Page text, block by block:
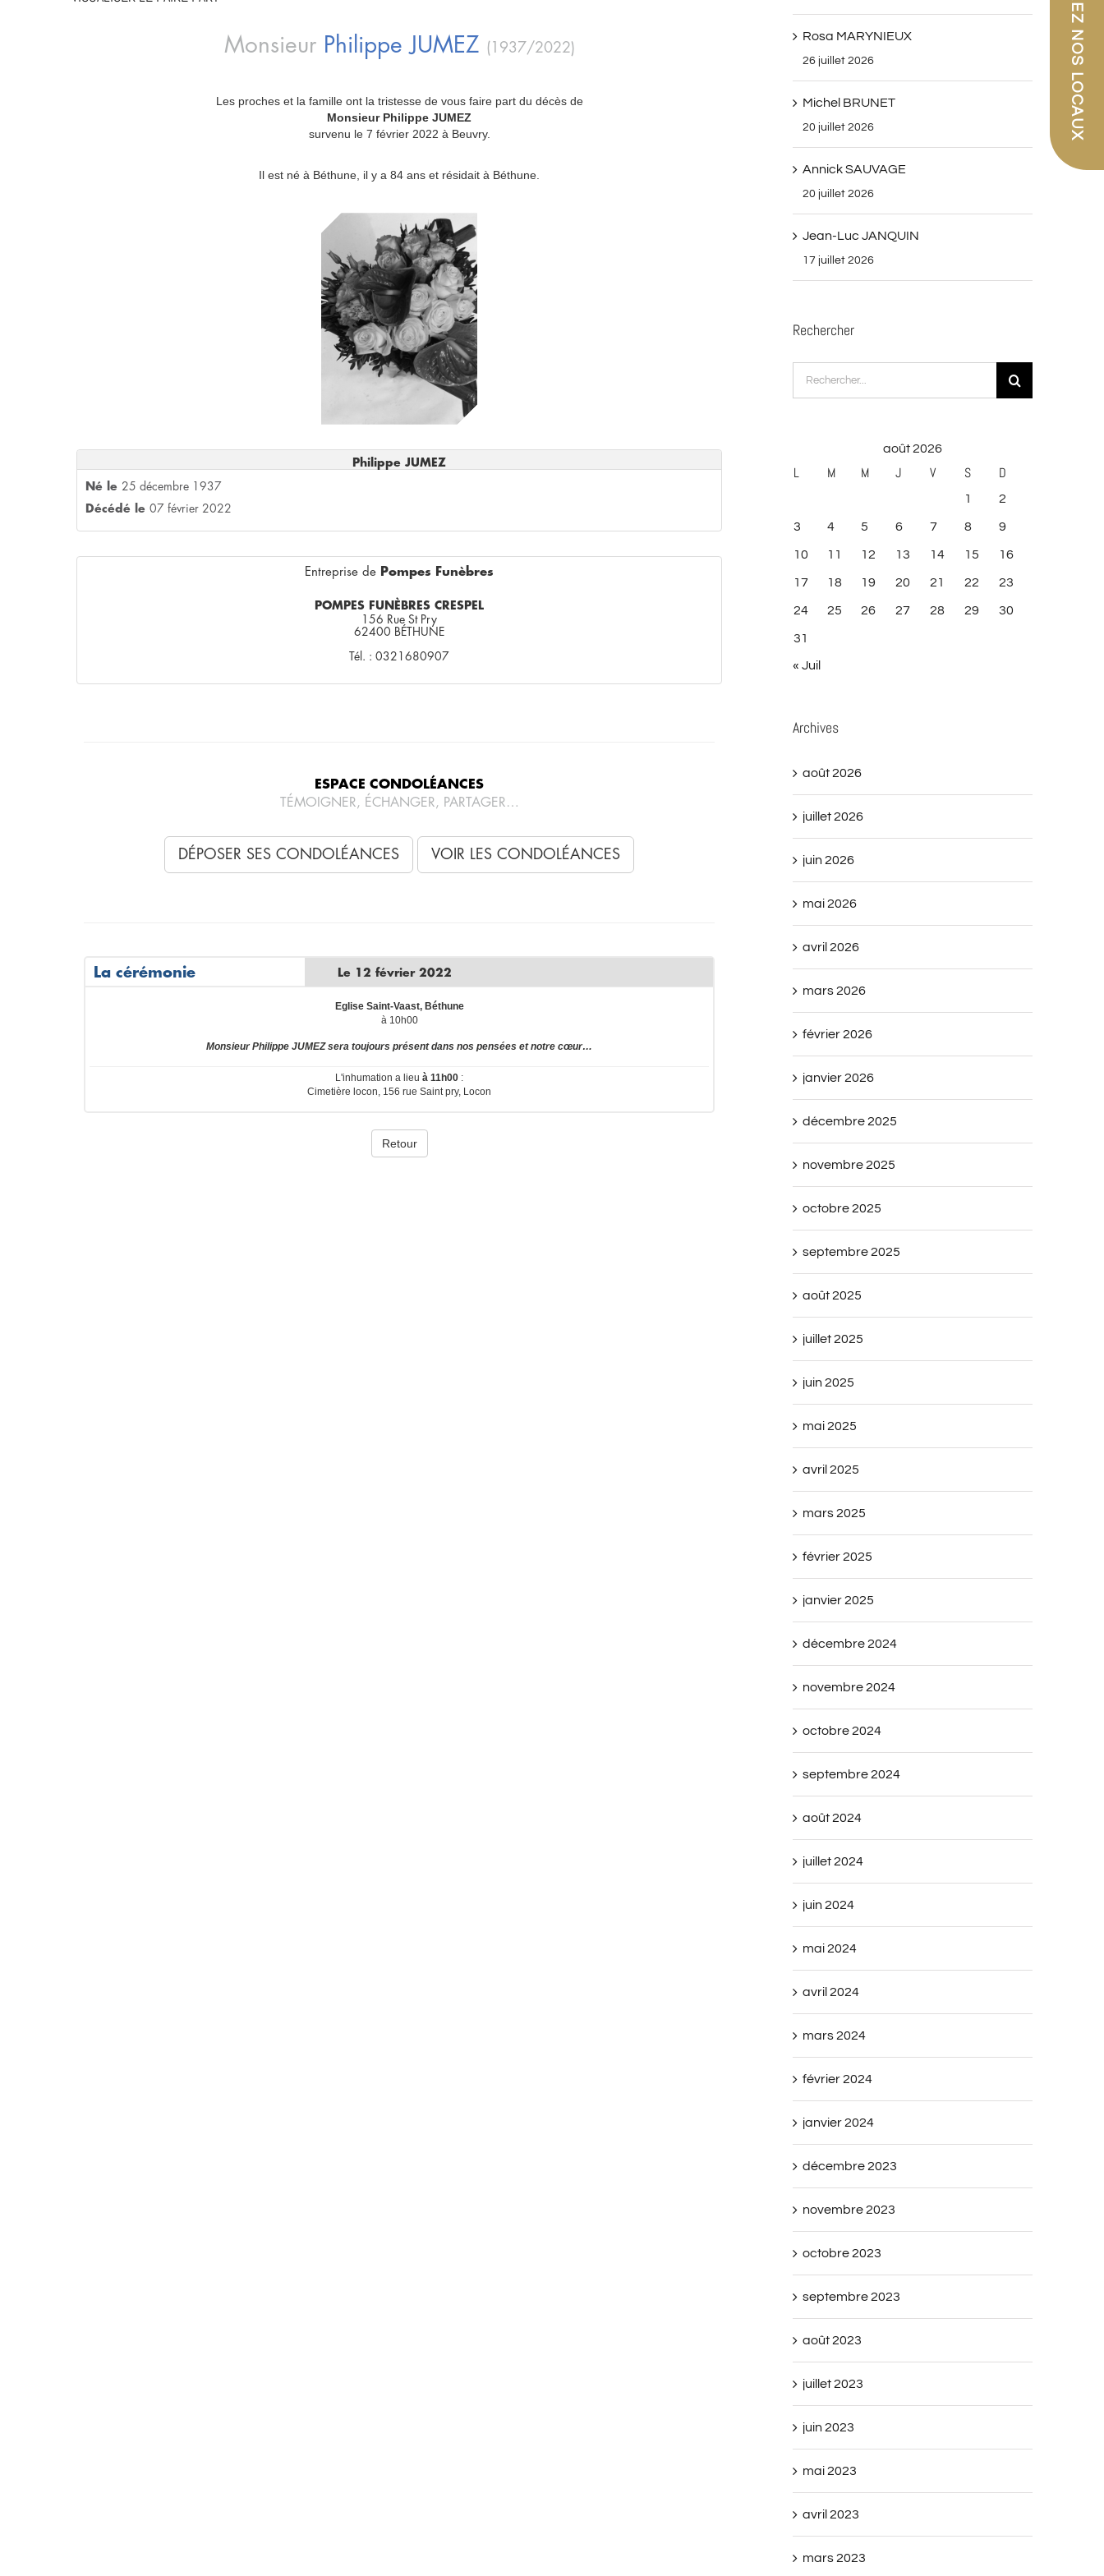
Rosa MARYNIEUX
26 juillet 2026
Michel BRUNET
20 juillet 2026
Annick SAUVAGE
20 juillet 2026
Jean-Luc JANQUIN
17 juillet 2026
Rechercher
Rechercher:
août 2026
L M M J V S D
1 2
3 4 5 6 7 8 9
10 11 12 13 14 15 16
17 18 19 20 21 22 23
24 25 26 27 28 29 30
31
« Juil
Archives
août 2026
juillet 2026
juin 2026
mai 2026
avril 2026
mars 2026
février 2026
janvier 2026
décembre 2025
novembre 2025
octobre 2025
septembre 2025
août 2025
juillet 2025
juin 2025
mai 2025
avril 2025
mars 2025
février 2025
janvier 2025
décembre 2024
novembre 2024
octobre 2024
septembre 2024
août 2024
juillet 2024
juin 2024
mai 2024
avril 2024
mars 2024
février 2024
janvier 2024
décembre 2023
novembre 2023
octobre 2023
septembre 2023
août 2023
juillet 2023
juin 2023
mai 2023
avril 2023
mars 2023